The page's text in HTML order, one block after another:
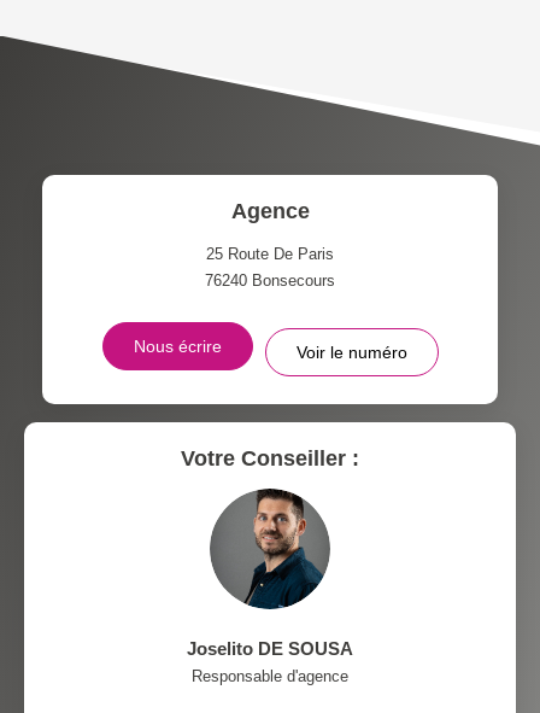
TAUX DE PROPRIÉTAIRES
PART DES MÉNAGES SANS
DISTANCE DE L'AÉROPORT :
Agence
25 Route De Paris
76240 Bonsecours
Nous écrire Voir le numéro
Votre Conseiller :
Joselito DE SOUSA
Responsable d'agence